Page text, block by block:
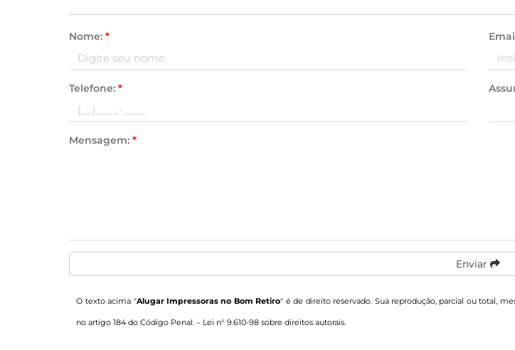
Nome:*
Telefone:*
Mensagem:*
Enviar
O texto acima "Alugar Impressoras no Bom Retiro" é de direito reservado. Sua reprodução, parcial ou total,
no artigo 184 do Código Penal. – Lei n° 9.610-98 sobre direitos autorais.